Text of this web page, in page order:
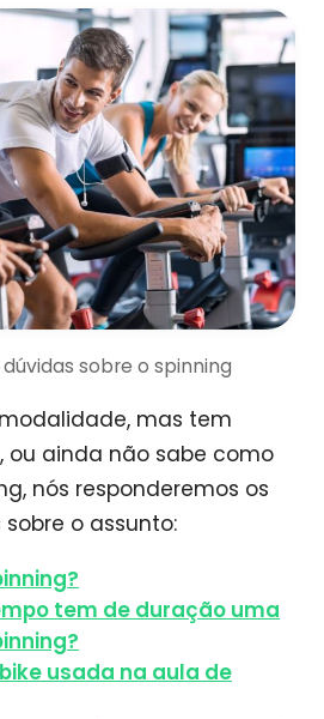
sobre o spinning
mas tem
ou ainda não sabe como
nós responderemos os
o assunto:
tem de duração uma
usada na aula de